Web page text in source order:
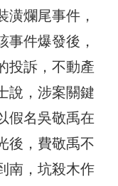
潢爛尾事件，
事件爆發後，
投訴，不動產
說，涉案關鍵
假名吳敬禹在
後，費敬禹不
南，坑殺木作